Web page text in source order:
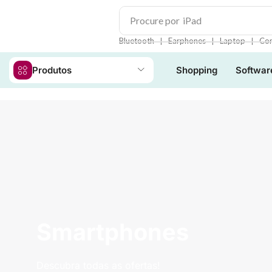
Procure por iPad
Bluetooth ❘ Earphones ❘ Laptop ❘
Produtos Shopping